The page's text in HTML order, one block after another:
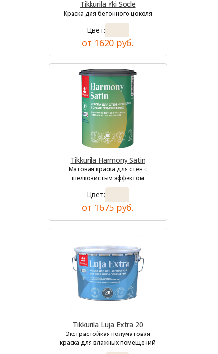
Tikkurila Yki Socle
Краска для бетонного цоколя
Цвет:
от 1620 руб.
Tikkurila Harmony Satin
Матовая краска для стен с
шелковистым эффектом
Цвет:
от 1675 руб.
Tikkurila Luja Extra 20
Экстрастойкая полуматовая
краска для влажных помещений